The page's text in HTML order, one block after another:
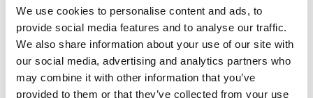
We use cookies to personalise content and ads, to
provide social media features and to analyse our traffic.
We also share information about your use of our site with
our social media, advertising and analytics partners who
may combine it with other information that you’ve
provided to them or that they’ve collected from your use
Biglietto
Family
Museo